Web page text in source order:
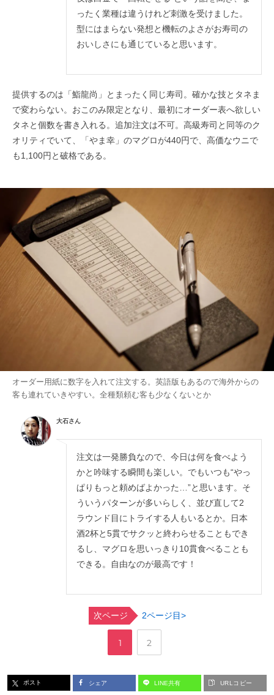
ったく業種は違うけれど刺激を受けました。
型にはまらない発想と機転のよさがお寿司の
おいしさにも通じていると思います。
提供するのは「鮨龍尚」とまったく同じ寿司。確かな技とタネま
で変わらない。おこのみ限定となり、最初にオーダー表へ欲しい
タネと個数を書き入れる。追加注文は不可。高級寿司と同等のク
オリティでいて、「やま幸」のマグロが440円で、高価なウニで
も1,100円と破格である。
オーダー用紙に数字を入れて注文する。英語版もあるので海外からの
客も連れていきやすい。全種類頼む客も少なくないとか
大石さん
注文は一発勝負なので、今日は何を食べよう
かと吟味する瞬間も楽しい。でもいつも“やっ
ぱりもっと頼めばよかった…”と思います。そ
ういうパターンが多いらしく、並び直して2
ラウンド目にトライする人もいるとか。日本
酒2杯と5貫でサクッと終わらせることもでき
るし、マグロを思いっきり10貫食べることも
できる。自由なのが最高です！
次ページ 2ページ目>
ペ1
,
ペ
2
ポスト シェア LINE共有 URLコピー